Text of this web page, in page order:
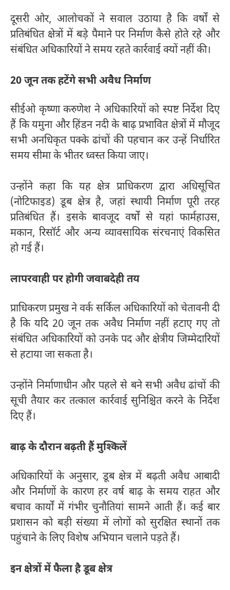
दूसरी ओर, आलोचकों ने सवाल उठाया है कि वर्षों से
प्रतिबंधित क्षेत्रों में बड़े पैमाने पर निर्माण कैसे होते रहे और
संबंधित अधिकारियों ने समय रहते कार्रवाई क्यों नहीं की।
20 जून तक हटेंगे सभी अवैध निर्माण
सीईओ कृष्णा करुणेश ने अधिकारियों को स्पष्ट निर्देश दिए
हैं कि यमुना और हिंडन नदी के बाढ़ प्रभावित क्षेत्रों में मौजूद
सभी अनधिकृत पक्के ढांचों की पहचान कर उन्हें निर्धारित
समय सीमा के भीतर ध्वस्त किया जाए।
उन्होंने कहा कि यह क्षेत्र प्राधिकरण द्वारा अधिसूचित
(नोटिफाइड) डूब क्षेत्र है, जहां स्थायी निर्माण पूरी तरह
प्रतिबंधित हैं। इसके बावजूद वर्षों से यहां फार्महाउस,
मकान, रिसॉर्ट और अन्य व्यावसायिक संरचनाएं विकसित
हो गई हैं।
लापरवाही पर होगी जवाबदेही तय
प्राधिकरण प्रमुख ने वर्क सर्किल अधिकारियों को चेतावनी दी
है कि यदि 20 जून तक अवैध निर्माण नहीं हटाए गए तो
संबंधित अधिकारियों को उनके पद और क्षेत्रीय जिम्मेदारियों
से हटाया जा सकता है।
उन्होंने निर्माणाधीन और पहले से बने सभी अवैध ढांचों की
सूची तैयार कर तत्काल कार्रवाई सुनिश्चित करने के निर्देश
दिए हैं।
बाढ़ के दौरान बढ़ती हैं मुश्किलें
अधिकारियों के अनुसार, डूब क्षेत्र में बढ़ती अवैध आबादी
और निर्माणों के कारण हर वर्ष बाढ़ के समय राहत और
बचाव कार्यों में गंभीर चुनौतियां सामने आती हैं। कई बार
प्रशासन को बड़ी संख्या में लोगों को सुरक्षित स्थानों तक
पहुंचाने के लिए विशेष अभियान चलाने पड़ते हैं।
इन क्षेत्रों में फैला है डूब क्षेत्र